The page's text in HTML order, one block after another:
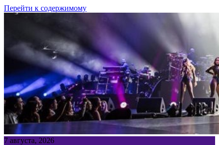
Перейти к содержимому
7 августа, 2026